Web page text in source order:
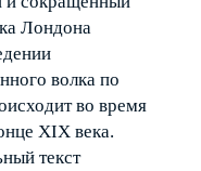
Лондона
волка по
во время
XIX века.
текст